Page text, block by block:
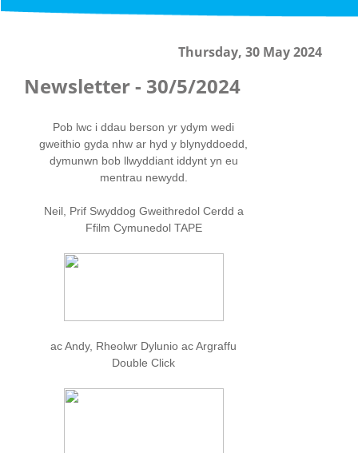
Thursday, 30 May 2024
Newsletter - 30/5/2024
Pob lwc i ddau berson yr ydym wedi
gweithio gyda nhw ar hyd y blynyddoedd,
dymunwn bob llwyddiant iddynt yn eu
mentrau newydd.
Neil, Prif Swyddog Gweithredol Cerdd a
Ffilm Cymunedol TAPE
ac Andy, Rheolwr Dylunio ac Argraffu
Double Click